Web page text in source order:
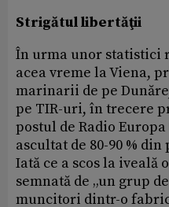
Strigătul libertăţii
În urma unor statistici
acea vreme la Viena,
marinarii de pe
pe TIR-uri, în trecere
postul de Radio
ascultat de 80-90 %
Iată ce a scos la iveală
semnată de „un grup
muncitori dintr-o